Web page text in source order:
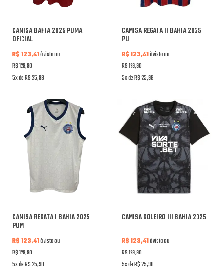
CAMISA BAHIA 2025 PUMA
OFICIAL
R$ 123,41à vista ou
R$ 129,90
5x de R$ 25,98
CAMISA REGATA II BAHIA 2025
PU
R$ 123,41à vista ou
R$ 129,90
5x de R$ 25,98
CAMISA REGATA I BAHIA 2025
PUM
R$ 123,41à vista ou
R$ 129,90
5x de R$ 25,98
CAMISA GOLEIRO III BAHIA 2025
R$ 123,41à vista ou
R$ 129,90
5x de R$ 25,98